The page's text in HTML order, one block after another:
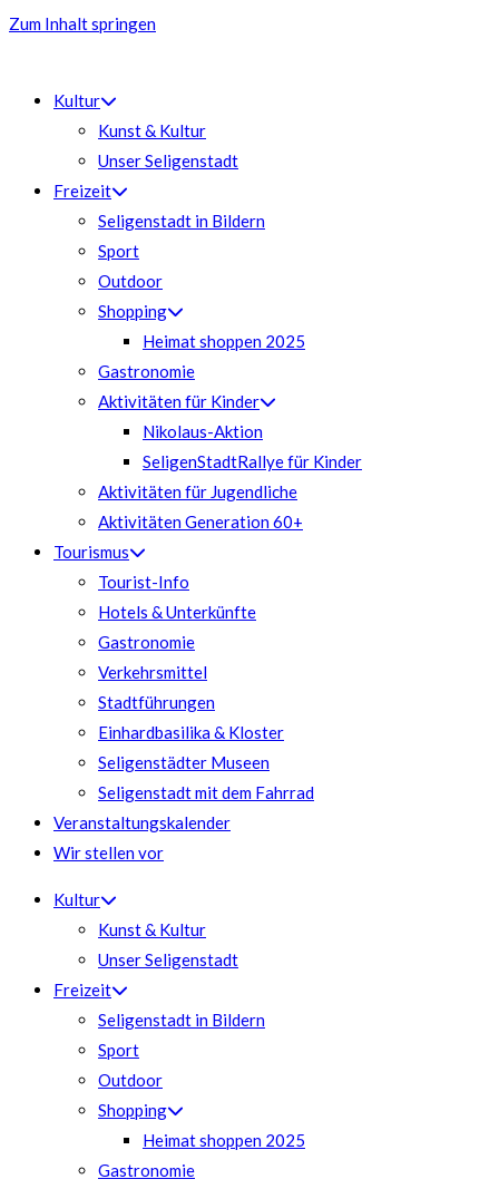
Zum Inhalt springen
Kultur
Kunst & Kultur
Unser Seligenstadt
Freizeit
Seligenstadt in Bildern
Sport
Outdoor
Shopping
Heimat shoppen 2025
Gastronomie
Aktivitäten für Kinder
Nikolaus-Aktion
SeligenStadtRallye für Kinder
Aktivitäten für Jugendliche
Aktivitäten Generation 60+
Tourismus
Tourist-Info
Hotels & Unterkünfte
Gastronomie
Verkehrsmittel
Stadtführungen
Einhardbasilika & Kloster
Seligenstädter Museen
Seligenstadt mit dem Fahrrad
Veranstaltungskalender
Wir stellen vor
Kultur
Kunst & Kultur
Unser Seligenstadt
Freizeit
Seligenstadt in Bildern
Sport
Outdoor
Shopping
Heimat shoppen 2025
Gastronomie